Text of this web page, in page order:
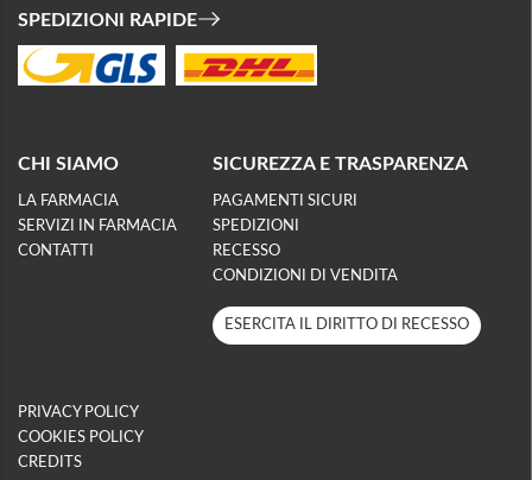
SPEDIZIONI RAPIDE
CHI SIAMO
LA FARMACIA
SERVIZI IN FARMACIA
CONTATTI
SICUREZZA E TRASPARENZA
PAGAMENTI SICURI
SPEDIZIONI
RECESSO
CONDIZIONI DI VENDITA
ESERCITA IL DIRITTO DI RECESSO
PRIVACY POLICY
COOKIES POLICY
CREDITS